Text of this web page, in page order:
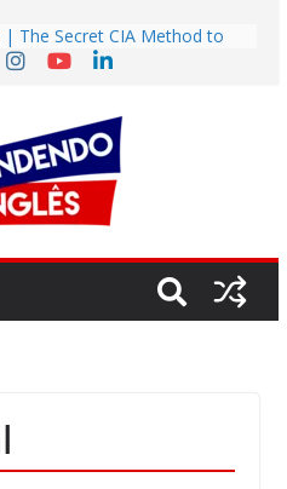
| The Secret CIA Method to
Any Language in 11 Days
| Do imaginary friends make
Brasília: The City That Rose
Wilderness
Song | Somewhere
Rainbow (Israel